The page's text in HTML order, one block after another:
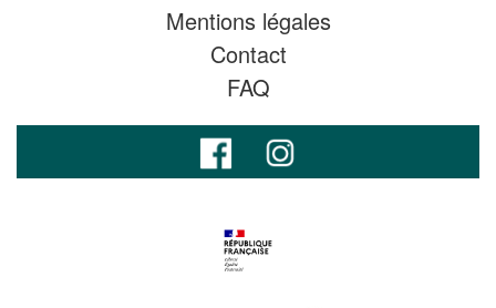
Mentions légales
Contact
FAQ